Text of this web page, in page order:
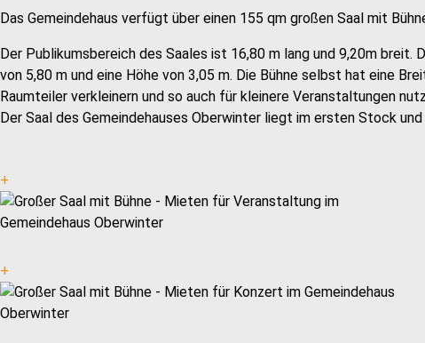
Das Gemeindehaus verfügt über einen 155 qm großen Saal mit
Der Publikumsbereich des Saales ist 16,80 m lang und 9,20m
von 5,80 m und eine Höhe von 3,05 m. Die Bühne selbst hat eine
Raumteiler verkleinern und so auch für kleinere Veranstaltungen
Der Saal des Gemeindehauses Oberwinter liegt im ersten Stock
+
+